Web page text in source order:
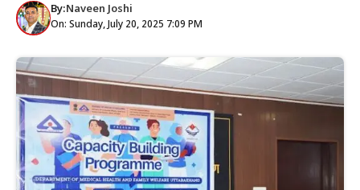
By:Naveen Joshi
On: Sunday, July 20, 2025 7:09 PM